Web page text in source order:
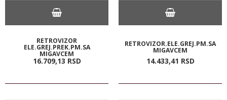
RETROVIZOR
ELE.GREJ.PREK.PM.SA
MIGAVCEM
16.709,13 RSD
RETROVIZOR.ELE.GREJ.PM.SA
MIGAVCEM
14.433,41 RSD